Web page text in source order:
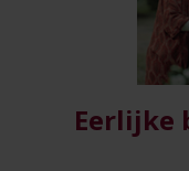
Eerlijke